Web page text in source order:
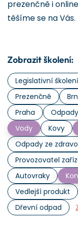
prezenčně i
těšíme se na Vás.
Zobrazit školení:
Legislativní školení
Prezenčně
Praha
Odpady
Vody
Kovy
Odpady ze
Provozovatel
Autovraky
Vedlejší produkt
Dřevní odpad